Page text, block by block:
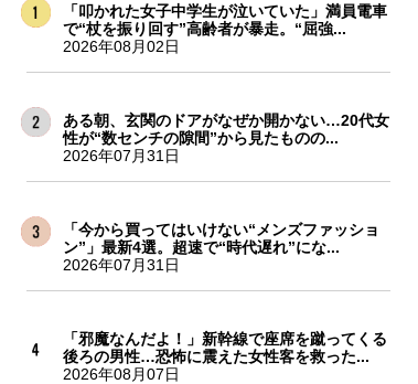
「叩かれた女子中学生が泣いていた」満員電車
で“杖を振り回す”高齢者が暴走。“屈強...
2026年08月02日
ある朝、玄関のドアがなぜか開かない…20代女
性が“数センチの隙間”から見たものの...
2026年07月31日
「今から買ってはいけない“メンズファッショ
ン”」最新4選。超速で“時代遅れ”にな...
2026年07月31日
「邪魔なんだよ！」新幹線で座席を蹴ってくる
後ろの男性…恐怖に震えた女性客を救った...
2026年08月07日